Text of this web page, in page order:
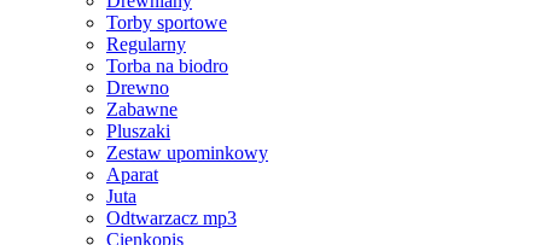
Torby sportowe
Regularny
Torba na biodro
Drewno
Zabawne
Pluszaki
Zestaw upominkowy
Aparat
Juta
Odtwarzacz mp3
Cienkopis